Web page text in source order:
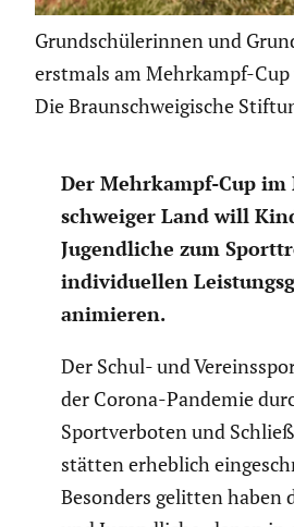
Grundschülerinnen und
erstmals am Mehrkampf-
Die Braunschweigische
Der Mehrkampf-Cup
schweiger Land will
Jugend­liche zum
indivi­du­ellen
animieren.
Der Schul- und
der Corona-Pandemie
Sport­ver­boten und
stätten erheblich
Besonders gelitten haben